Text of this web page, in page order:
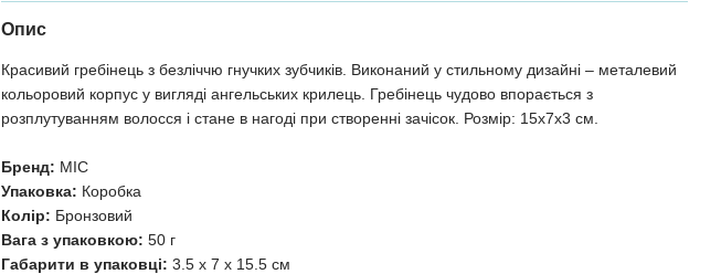
Опис
Красивий гребінець з безліччю гнучких зубчиків. Виконаний у стильному дизайні – металевий
кольоровий корпус у вигляді ангельських крилець. Гребінець чудово впорається з
розплутуванням волосся і стане в нагоді при створенні зачісок. Розмір: 15х7х3 см.
Бренд: MIC
Упаковка: Коробка
Колір: Бронзовий
Вага з упаковкою: 50 г
Габарити в упаковці: 3.5 x 7 x 15.5 см